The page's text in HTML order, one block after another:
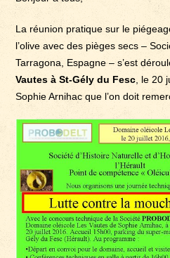
La réunion pratique sur le
l’olive avec des pièges secs –
Tarragona, Espagne – s’est
Vautes à St-Gély du Fesc , le 20
Sophie Arnihac que l’on doit